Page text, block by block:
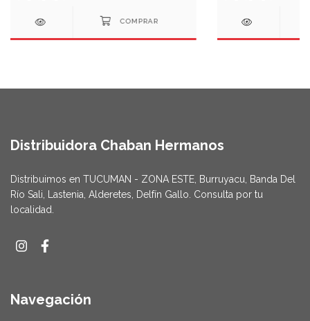
Distribuidora Chaban Hermanos
Distribuimos en TUCUMAN - ZONA ESTE, Burruyacu, Banda Del
Río Sali, Lastenia, Alderetes, Delfín Gallo. Consulta por tu
localidad.
Navegación